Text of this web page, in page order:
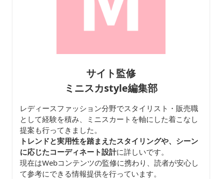
サイト監修
ミニスカstyle編集部
レディースファッション分野でスタイリスト・販売職
として経験を積み、ミニスカートを軸にした着こなし
提案も行ってきました。
トレンドと実用性を踏まえたスタイリングや、シーン
に応じたコーディネート設計に詳しいです。
現在はWebコンテンツの監修に携わり、読者が安心し
て参考にできる情報提供を行っています。